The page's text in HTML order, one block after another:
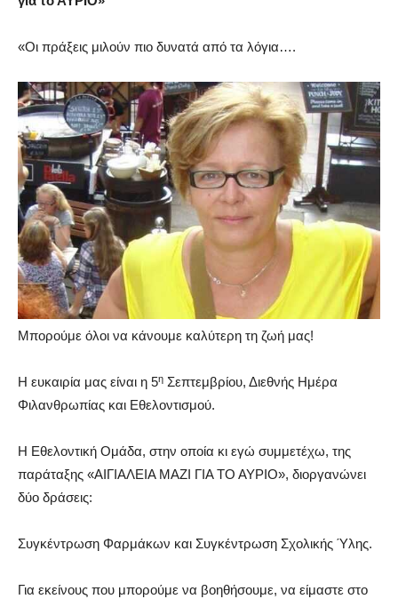
«Οι πράξεις μιλούν πιο δυνατά από τα λόγια….
Μπορούμε όλοι να κάνουμε καλύτερη τη ζωή μας!
Η ευκαιρία μας είναι η 5η Σεπτεμβρίου, Διεθνής Ημέρα
Φιλανθρωπίας και Εθελοντισμού.
Η Εθελοντική Ομάδα, στην οποία κι εγώ συμμετέχω, της
παράταξης «ΑΙΓΙΑΛΕΙΑ ΜΑΖΙ ΓΙΑ ΤΟ ΑΥΡΙΟ», διοργανώνει
δύο δράσεις:
Συγκέντρωση Φαρμάκων και Συγκέντρωση Σχολικής Ύλης.
Για εκείνους που μπορούμε να βοηθήσουμε, να είμαστε στο